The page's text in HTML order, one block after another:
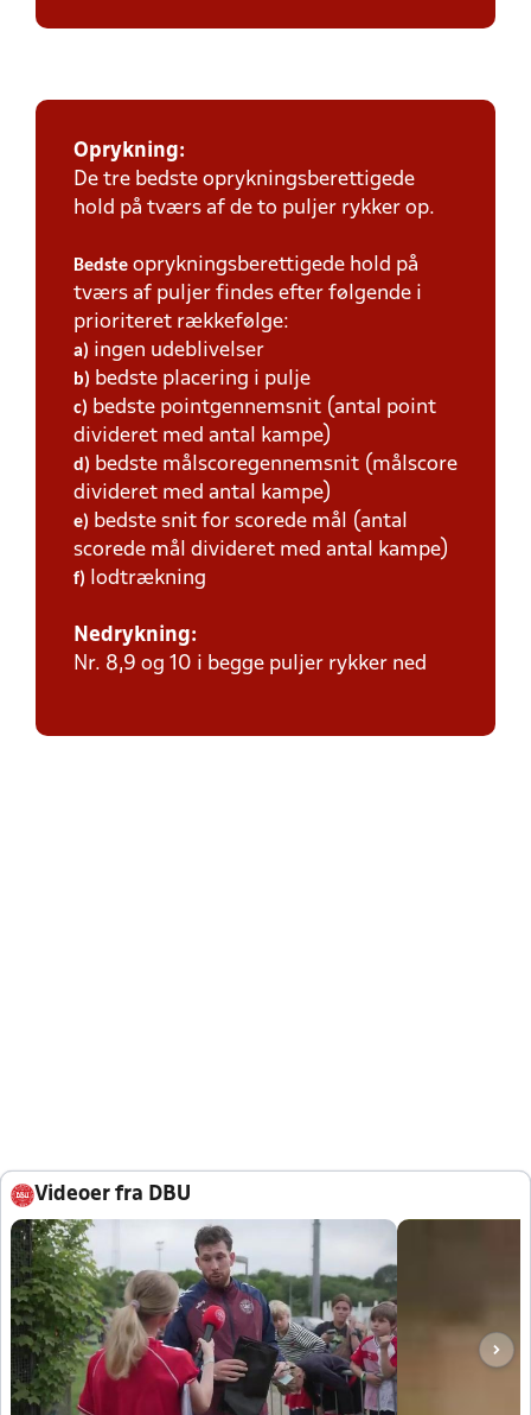
Oprykning:
De tre bedste oprykningsberettigede
hold på tværs af de to puljer rykker op.
Bedste oprykningsberettigede hold på
tværs af puljer findes efter følgende i
prioriteret rækkefølge:
a) ingen udeblivelser
b) bedste placering i pulje
c) bedste pointgennemsnit (antal point
divideret med antal kampe)
d) bedste målscoregennemsnit (målscore
divideret med antal kampe)
e) bedste snit for scorede mål (antal
scorede mål divideret med antal kampe)
f) lodtrækning
Nedrykning:
Nr. 8,9 og 10 i begge puljer rykker ned
Videoer fra DBU